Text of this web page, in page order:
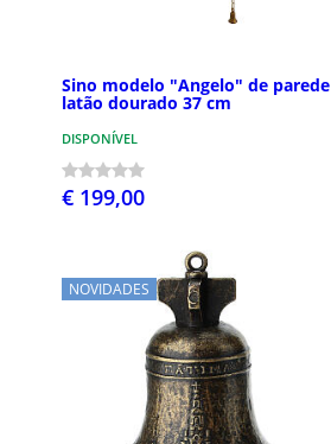
Sino modelo "Angelo" de parede
latão dourado 37 cm
DISPONÍVEL
€ 199,00
NOVIDADES